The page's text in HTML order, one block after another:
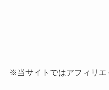
※当サイトではアフィリ